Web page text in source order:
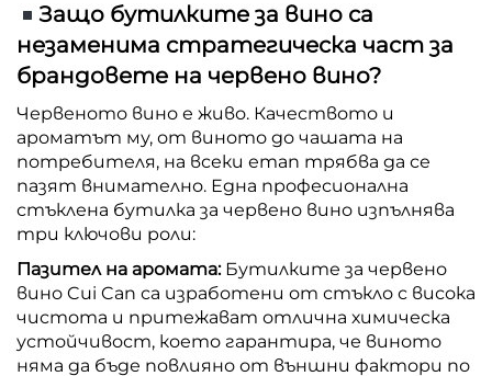
Защо бутилките за вино са
незаменима стратегическа част за
брандовете на червено вино?
Червеното вино е живо. Качеството и
ароматът му, от виното до чашата на
потребителя, на всеки етап трябва да се
пазят внимателно. Една професионална
стъклена бутилка за червено вино изпълнява
три ключови роли:
Пазител на аромата: Бутилките за червено
вино Cui Can са изработени от стъкло с висока
чистота и притежават отлична химическа
устойчивост, което гарантира, че виното
няма да бъде повлияно от външни фактори по